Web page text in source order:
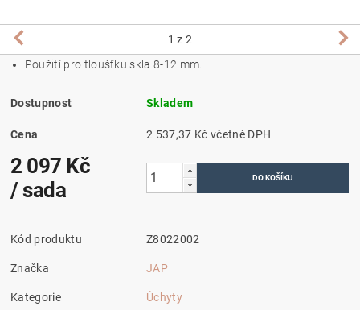
1 z 2
Použití pro tloušťku skla 8-12 mm.
Dostupnost Skladem
Cena 2 537,37 Kč včetně DPH
2 097 Kč
/ sada
Kód produktu Z8022002
Značka JAP
Kategorie Úchyty